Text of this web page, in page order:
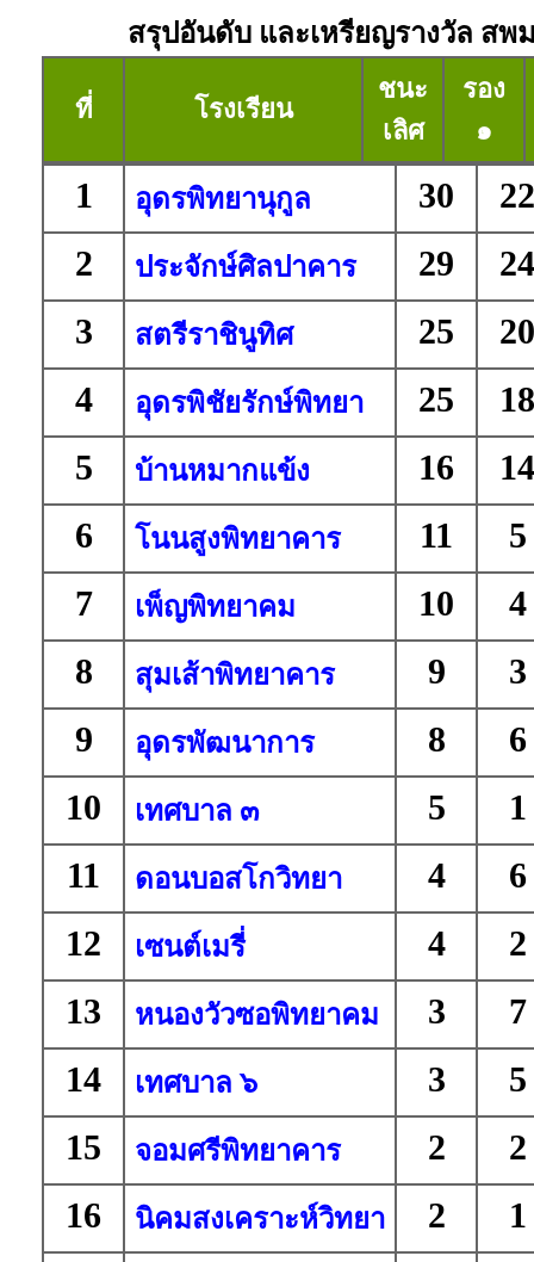
สรุปอันดับ และเหรียญรางวัล สพ
ที่ โรงเรียน
ชนะ
เลิศ
รอง
๑
1 อุดรพิทยานุกูล 30
22
2
ประจักษ์ศิลปาคาร 29
24
3
สตรีราชินูทิศ 25
20
4
อุดรพิชัยรักษ์พิทยา 25
18
5
บ้านหมากแข้ง 16
14
6
โนนสูงพิทยาคาร 11
5
7
เพ็ญพิทยาคม 10
4
8
สุมเส้าพิทยาคาร 9
3
9
อุดรพัฒนาการ 8
6
10
เทศบาล ๓ 5
1
11
ดอนบอสโกวิทยา 4
6
12
เซนต์เมรี่ 4
2
13
หนองวัวซอพิทยาคม 3
7
14
เทศบาล ๖ 3
5
15
จอมศรีพิทยาคาร 2
2
16
นิคมสงเคราะห์วิทยา 2
1